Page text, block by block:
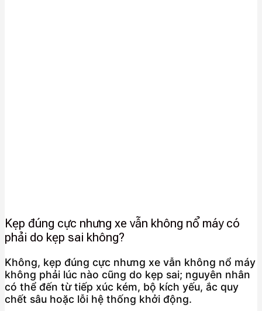
Kẹp đúng cực nhưng xe vẫn không nổ máy có
phải do kẹp sai không?
Không, kẹp đúng cực nhưng xe vẫn không nổ máy
không phải lúc nào cũng do kẹp sai; nguyên nhân
có thể đến từ tiếp xúc kém, bộ kích yếu, ắc quy
chết sâu hoặc lỗi hệ thống khởi động.